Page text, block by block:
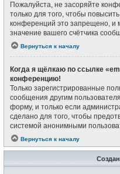
Пожалуйста, не засоряйте
только для того, чтобы
конференций это запрещено, и
значение вашего счётчика
Вернуться к началу
Когда я щёлкаю по ссылке
конференцию!
Только зарегистрированные
сообщения другим
форму, и только если
сделано для того, чтобы
системой анонимными
Вернуться к началу